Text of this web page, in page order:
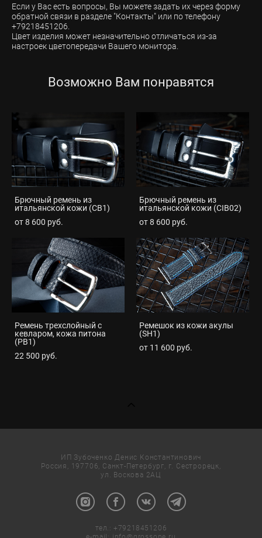
Если у Вас есть вопросы, Вы можете задать их через форму
обратной связи в разделе "Контакты" или по телефону
+79218451206.
Цвет изделия может незначительно отличаться из-за
настроек цветопередачи Вашего монитора.
Возможно Вам понравятся
Брючный ремень из
итальянской кожи (CB1)
от 8 600 pуб.
Брючный ремень из
итальянской кожи (CIB02)
от 8 600 pуб.
Ремень трехслойный с
кевларом, кожа питона
(PB1)
22 500 pуб.
Ремешок из кожи акулы
(SH1)
от 11 600 pуб.
ИП Зубоченко Денис Константинович
Россия, 197706, Санкт-Петербург, г. Сестрорецк,
ул. Воскова 2АЦ
тел.:+79218451206